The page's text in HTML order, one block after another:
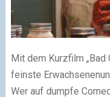
Mit dem Kurzfilm
feinste
Wer auf dumpfe